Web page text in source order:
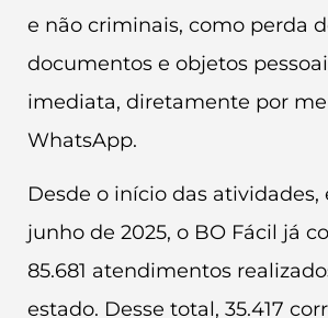
e não criminais, como perda
documentos e objetos
imediata, diretamente por
WhatsApp.
Desde o início das atividades,
junho de 2025, o BO Fácil já
85.681 atendimentos
estado. Desse total, 35.417